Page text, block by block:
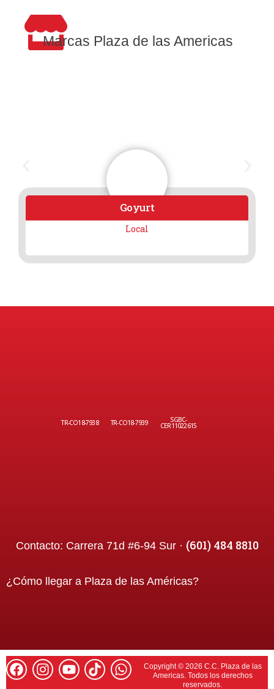
Marcas Plaza de las Americas
Goyurt
Local
TR-CO18-7938 TR-CO18-7939 SGBC-
CER11022615
Contacto: Carrera 71d #6-94 Sur · (601) 484 8810
¿Cómo llegar a Plaza de las Américas?
Copyright © 2026 C.C. Plaza de las
Americas. Todos los derechos
reservados.